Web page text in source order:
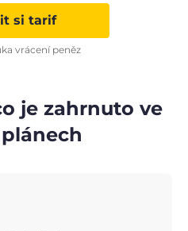
si tarif
vrácení peněz
je zahrnuto ve